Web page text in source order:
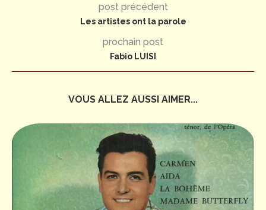
post précédent
Les artistes ont la parole
prochain post
Fabio LUISI
VOUS ALLEZ AUSSI AIMER...